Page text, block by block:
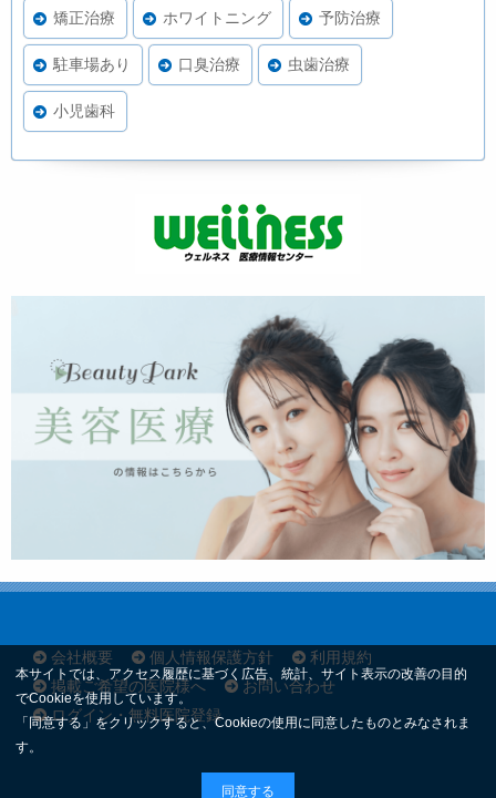
矯正治療 ホワイトニング 予防治療
駐車場あり 口臭治療 虫歯治療
小児歯科
会社概要 個人情報保護方針
利用規約
掲載ご希望の医院様へ
お問い合わせ
ログイン・無料医院登録
本サイトでは、アクセス履歴に基づく広告、統計、サイト表示の改善の目的
でCookieを使用しています。
「同意する」をクリックすると、Cookieの使用に同意したものとみなされま
す。
同意する